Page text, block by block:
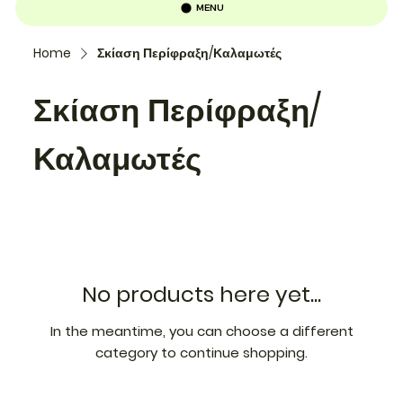
Home Σκίαση Περίφραξη/Καλαμωτές
Σκίαση Περίφραξη/
Καλαμωτές
No products here yet...
In the meantime, you can choose a different
category to continue shopping.
MENU